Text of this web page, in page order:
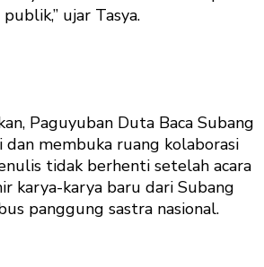
ujar Tasya.
Paguyuban Duta Baca Subang
dan membuka ruang kolaborasi
tidak berhenti setelah acara
karya-karya baru dari Subang
panggung sastra nasional.